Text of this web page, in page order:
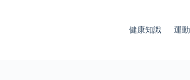
健康知識 運動